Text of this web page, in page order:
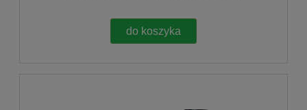
do koszyka